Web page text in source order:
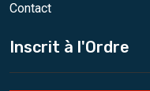
Contact
Inscrit à l'Ordre